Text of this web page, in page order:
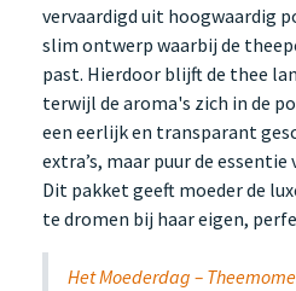
vervaardigd uit hoogwaardig
slim ontwerp waarbij de
past. Hierdoor blijft de thee
terwijl de aroma's zich in de
een eerlijk en transparant
extra’s, maar puur de
Dit pakket geeft moeder de
te dromen bij haar eigen,
Het Moederdag –